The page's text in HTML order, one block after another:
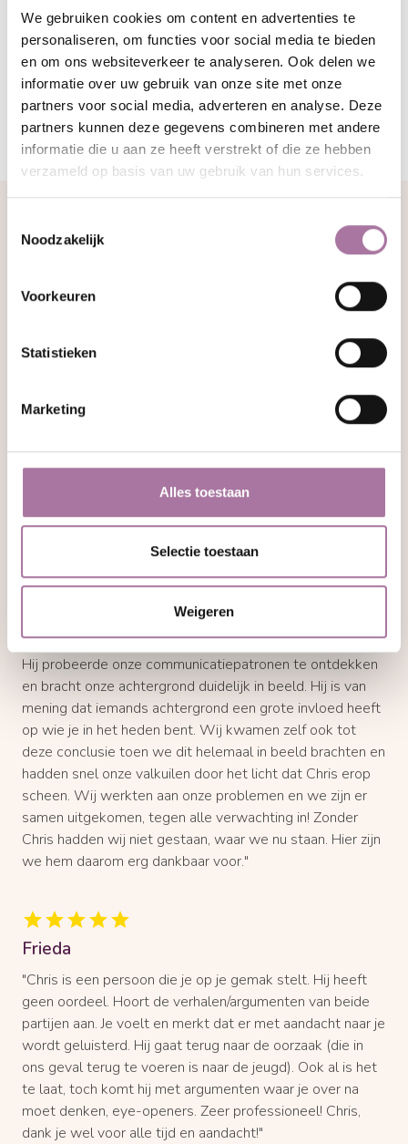
We gebruiken cookies om content en advertenties te
personaliseren, om functies voor social media te bieden
en om ons websiteverkeer te analyseren. Ook delen we
informatie over uw gebruik van onze site met onze
partners voor social media, adverteren en analyse. Deze
partners kunnen deze gegevens combineren met andere
informatie die u aan ze heeft verstrekt of die ze hebben
verzameld op basis van uw gebruik van hun services.
Noodzakelijk
Voorkeuren
Statistieken
Marketing
Alles toestaan
Selectie toestaan
Weigeren
"Chris is een erg fijne therapeut die mij op een prettige
manier heeft geholpen met de vragen die ik had bij mijn
relatie. Met hulp van Chris is het mij gelukt om mijn
gedachtes en gevoelens scherp te krijgen, waardoor ik
is bijzonder benaderbaar, maakt snel tijd voor je vrij en is
in te uiten. Ik kan hem alleen maar aanraden."
Rachel
"Chris kwam meteen over als een vriendelijke man, die
open staat voor beiden partijen zonder oordeel te vellen.
Hij probeerde onze communicatiepatronen te ontdekken
en bracht onze achtergrond duidelijk in beeld. Hij is van
mening dat iemands achtergrond een grote invloed heeft
op wie je in het heden bent. Wij kwamen zelf ook tot
deze conclusie toen we dit helemaal in beeld brachten en
hadden snel onze valkuilen door het licht dat Chris erop
scheen. Wij werkten aan onze problemen en we zijn er
samen uitgekomen, tegen alle verwachting in! Zonder
Chris hadden wij niet gestaan, waar we nu staan. Hier zijn
we hem daarom erg dankbaar voor."
Frieda
"Chris is een persoon die je op je gemak stelt. Hij heeft
geen oordeel. Hoort de verhalen/argumenten van beide
partijen aan. Je voelt en merkt dat er met aandacht naar je
wordt geluisterd. Hij gaat terug naar de oorzaak (die in
ons geval terug te voeren is naar de jeugd). Ook al is het
te laat, toch komt hij met argumenten waar je over na
moet denken, eye-openers. Zeer professioneel! Chris,
dank je wel voor alle tijd en aandacht!"